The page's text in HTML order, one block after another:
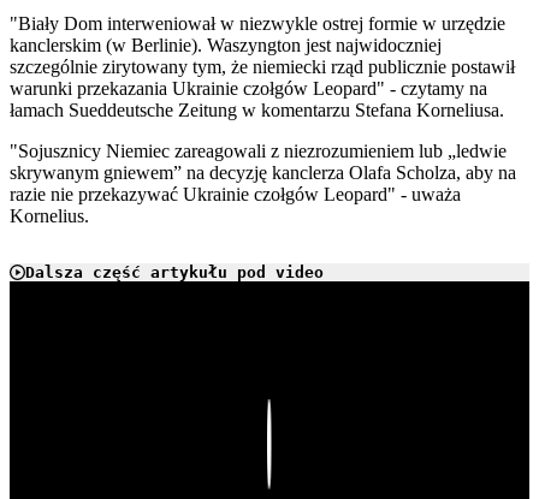
"Biały Dom interweniował w niezwykle ostrej formie w urzędzie
kanclerskim (w Berlinie). Waszyngton jest najwidoczniej
szczególnie zirytowany tym, że niemiecki rząd publicznie postawił
warunki przekazania Ukrainie czołgów Leopard" - czytamy na
łamach Sueddeutsche Zeitung w komentarzu Stefana Korneliusa.
"Sojusznicy Niemiec zareagowali z niezrozumieniem lub „ledwie
skrywanym gniewem” na decyzję kanclerza Olafa Scholza, aby na
razie nie przekazywać Ukrainie czołgów Leopard" - uważa
Kornelius.
Dalsza część artykułu pod video